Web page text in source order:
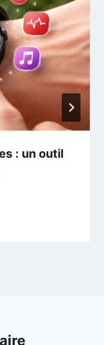
: un outil